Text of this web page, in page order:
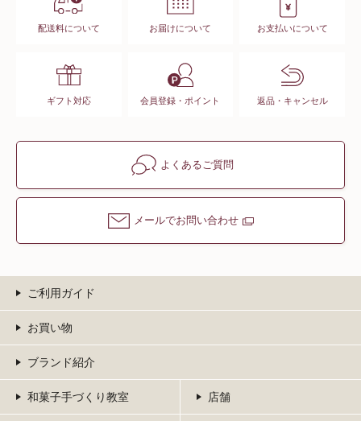
配送料について お届けについて お支払いについて
ギフト対応 会員登録・ポイント 返品・キャンセル
よくあるご質問
メールでお問い合わせ
ご利用ガイド
お買い物
ブランド紹介
和菓子手づくり教室 店舗